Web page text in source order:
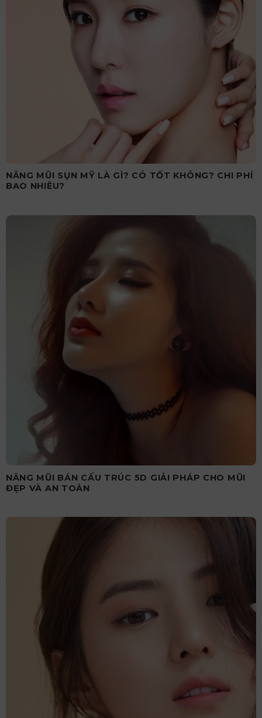
NÂNG MŨI SỤN MỸ LÀ GÌ? CÓ TỐT KHÔNG? CHI PHÍ
BAO NHIÊU?
NÂNG MŨI BÁN CẤU TRÚC 5D GIẢI PHÁP CHO MŨI
ĐẸP VÀ AN TOÀN